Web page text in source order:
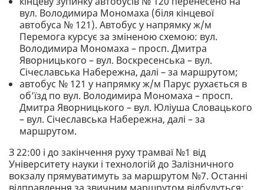
вул. Володимира Мономаха (біля кінцевої
автобуса № 121). Автобус у напрямку ж/м
Перемога курсує за зміненою схемою: вул.
Володимира Мономаха – просп. Дмитра
Яворницького – вул. Воскресенська – вул.
Січеславська Набережна, далі – за маршрутом;
автобус № 121 у напрямку ж/м Парус рухається в
об’їзд по вул. Володимира Мономаха – просп.
Дмитра Яворницького – вул. Юліуша Словацького
– вул. Січеславська Набережна, далі – за
маршрутом.
З 22:00 і до закінчення руху трамваї №1 від
Університету науки і технологій до Залізничного
вокзалу прямуватимуть за маршрутом №7. Останні